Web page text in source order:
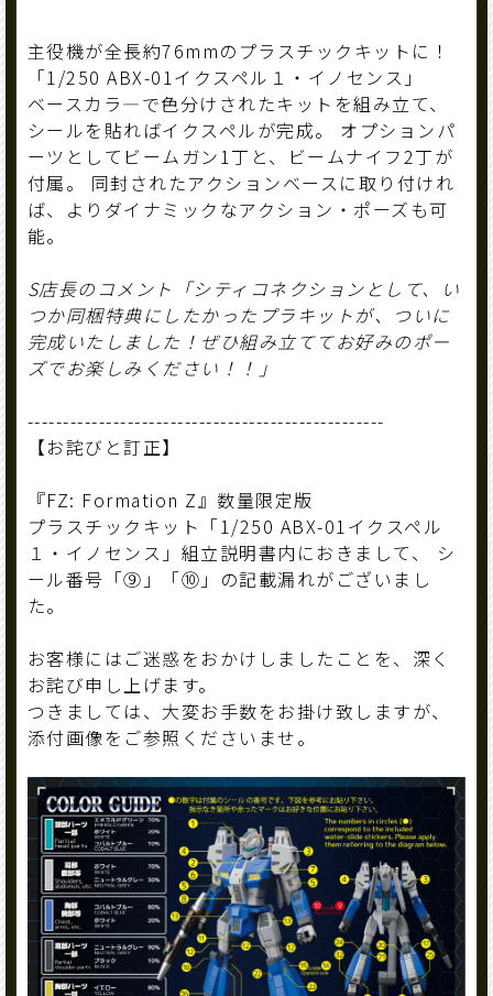
主役機が全長約76mmのプラスチックキットに！
「1/250 ABX-01イクスペル１・イノセンス」
ベースカラ―で色分けされたキットを組み立て、
シールを貼ればイクスペルが完成。 オプションパ
ーツとしてビームガン1丁と、ビームナイフ2丁が
付属。 同封されたアクションベースに取り付けれ
ば、よりダイナミックなアクション・ポーズも可
能。
S店長のコメント「シティコネクションとして、い
つか同梱特典にしたかったプラキットが、ついに
完成いたしました！ぜひ組み立ててお好みのポー
ズでお楽しみください！！」
--------------------------------------------------
【お詫びと訂正】
『FZ: Formation Z』数量限定版
プラスチックキット「1/250 ABX-01イクスペル
１・イノセンス」組立説明書内におきまして、 シ
ール番号「⑨」「⑩」の記載漏れがございまし
た。
お客様にはご迷惑をおかけしましたことを、深く
お詫び申し上げます。
つきましては、大変お手数をお掛け致しますが、
添付画像をご参照くださいませ。